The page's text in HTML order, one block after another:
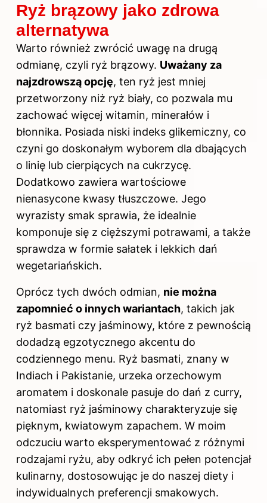
Ryż brązowy jako zdrowa
alternatywa
Warto również zwrócić uwagę na drugą
odmianę, czyli ryż brązowy. Uważany za
najzdrowszą opcję, ten ryż jest mniej
przetworzony niż ryż biały, co pozwala mu
zachować więcej witamin, minerałów i
błonnika. Posiada niski indeks glikemiczny, co
czyni go doskonałym wyborem dla dbających
o linię lub cierpiących na cukrzycę.
Dodatkowo zawiera wartościowe
nienasycone kwasy tłuszczowe. Jego
wyrazisty smak sprawia, że idealnie
komponuje się z cięższymi potrawami, a także
sprawdza w formie sałatek i lekkich dań
wegetariańskich.
Oprócz tych dwóch odmian, nie można
zapomnieć o innych wariantach, takich jak
ryż basmati czy jaśminowy, które z pewnością
dodadzą egzotycznego akcentu do
codziennego menu. Ryż basmati, znany w
Indiach i Pakistanie, urzeka orzechowym
aromatem i doskonale pasuje do dań z curry,
natomiast ryż jaśminowy charakteryzuje się
pięknym, kwiatowym zapachem. W moim
odczuciu warto eksperymentować z różnymi
rodzajami ryżu, aby odkryć ich pełen potencjał
kulinarny, dostosowując je do naszej diety i
indywidualnych preferencji smakowych.